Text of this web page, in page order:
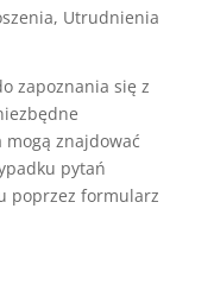
, Utrudnienia
zapoznania się z
znajdować
pytań
poprzez formularz